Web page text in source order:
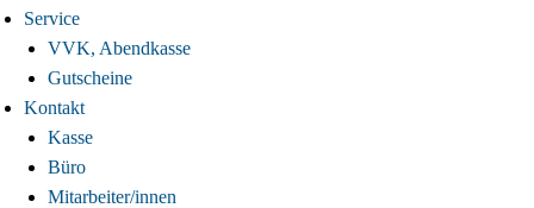
Service
VVK, Abendkasse
Gutscheine
Kontakt
Kasse
Büro
Mitarbeiter/innen